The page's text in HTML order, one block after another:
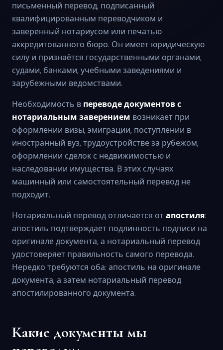
письменный перевод, подписанный
квалифицированным переводчиком и
заверенный нотариусом или печатью
аккредитованного бюро. Он имеет юридическую
силу и признаётся государственными органами,
судами, банками, учебными заведениями и
зарубежными ведомствами.
Необходимость в переводе документов с
нотариальным заверением возникает при
оформлении визы, эмиграции, поступлении в
иностранный вуз, трудоустройстве за рубежом,
оформлении сделок с недвижимостью и
наследовании имущества. В этих случаях
машинный или самостоятельный перевод не
подходит.
Нотариальный перевод отличается отапостиля:
апостиль подтверждает подлинность подписи на
оригинале документа, а нотариальный перевод
удостоверяет правильность самого перевода.
Нередко требуются оба: апостиль на оригинале
документа, а затем нотариальный перевод
апостилированного документа.
Какие документы мы